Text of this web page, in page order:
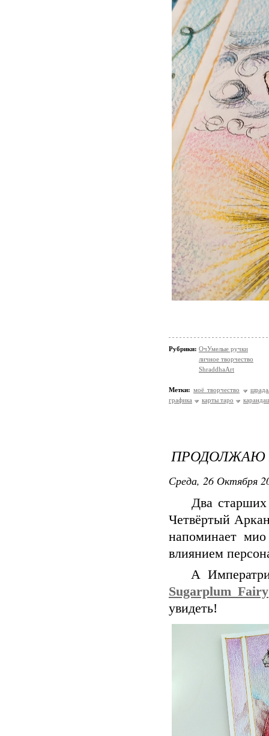
Рубрики: ОчУмелые ручки
личное творчество
ShraddhaArt
Метки: моё творчество
графика
карты таро
ПРОДОЛЖАЮ
Среда, 26 Октября
Два старших
Четвёртый
напоминает
влиянием
А
Sugarplum_Fairy
увидеть!